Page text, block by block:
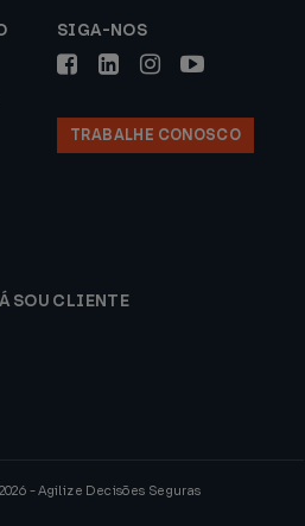
SIGA-NOS
TRABALHE CONOSCO
SOU CLIENTE
- Agilize Decisões Seguras